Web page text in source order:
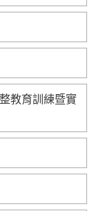
教育訓練暨實